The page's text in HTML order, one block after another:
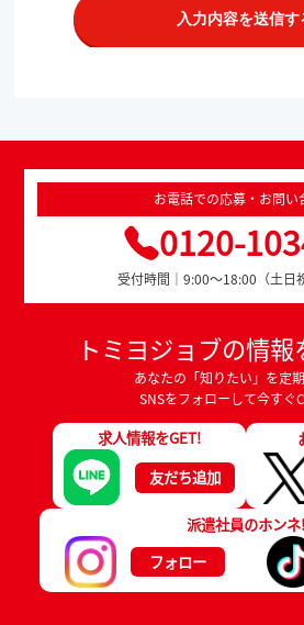
お電話での応募・お問い
0120-
受付時間｜9:00～18:00（土日
トミヨジョブの情報
あなたの「知りたい」を定
SNSをフォローして今すぐ
求人情報をGET!
友だち追加
派遣社員のホンネ!
フォロー